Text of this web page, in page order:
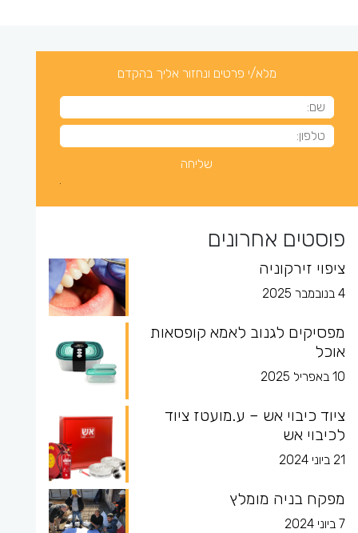
מלא/י פרטים ונחזור אליך בהקדם
פוסטים אחרונים
ציפוי זירקוניה
4 בנובמבר 2025
מפסיקים לגנוב לאמא קופסאות
אוכל
10 באפריל 2025
ציוד כיבוי אש – ע.מועטז ציוד
לכיבוי אש
21 ביוני 2024
מפקח בניה מומלץ
7 ביוני 2024